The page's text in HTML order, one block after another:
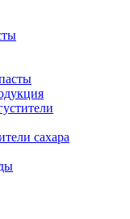
сахара